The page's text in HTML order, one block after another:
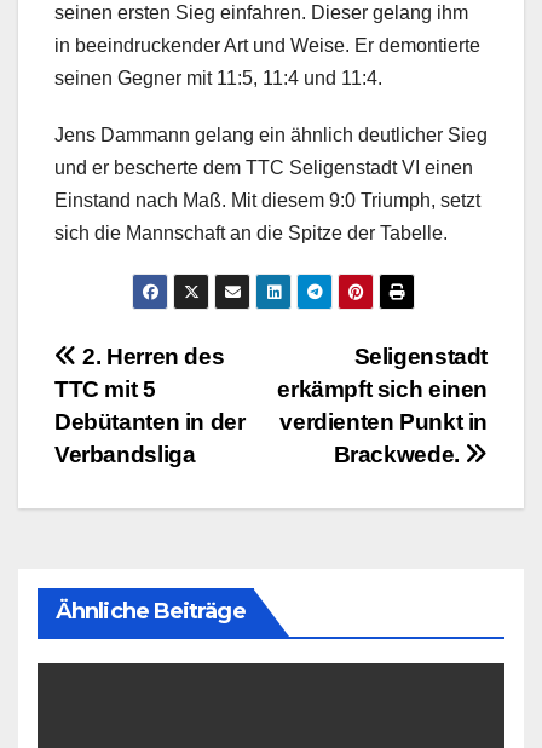
seinen ersten Sieg einfahren. Dieser gelang ihm
in beeindruckender Art und Weise. Er demontierte
seinen Gegner mit 11:5, 11:4 und 11:4.
Jens Dammann gelang ein ähnlich deutlicher Sieg
und er bescherte dem TTC Seligenstadt VI einen
Einstand nach Maß. Mit diesem 9:0 Triumph, setzt
sich die Mannschaft an die Spitze der Tabelle.
BeitragsnavigationSeligenstadt
erkämpft sich einen
verdienten Punkt in
Brackwede.
2. Herren des
TTC mit 5
Debütanten in der
Verbandsliga
Ähnliche Beiträge